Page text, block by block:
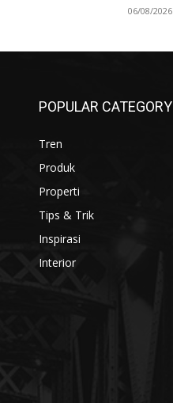
06/08/2026
POPULAR CATEGORY
Tren
Produk
Properti
Tips & Trik
Inspirasi
Interior